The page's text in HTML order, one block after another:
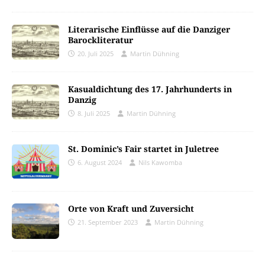
Literarische Einflüsse auf die Danziger
Barockliteratur
20. Juli 2025 Martin Dühning
Kasualdichtung des 17. Jahrhunderts in
Danzig
8. Juli 2025 Martin Dühning
St. Dominic’s Fair startet in Juletree
6. August 2024 Nils Kawomba
Orte von Kraft und Zuversicht
21. September 2023 Martin Dühning